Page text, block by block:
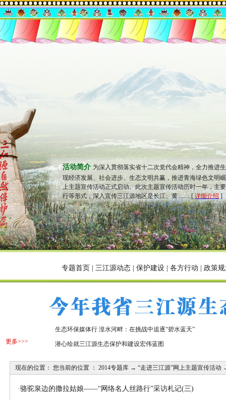
活动简介 为深入贯彻落实省十二次党代会精神，全力推进
现经济发展、社会进步、生态文明共赢，推进青海绿色文明
上主题宣传活动正式启动。此次主题宣传活动历时一年，主
行等形式，深入宣传三江源地区是长江、黄.........[详细介绍 ]
专题首页 三江源动态| 保护建设| 各方行动 政策规
更多>>>
生态环保媒体行 湟水河畔：在挑战中追逐“碧水蓝天”
潜心绘就三江源生态保护和建设宏伟蓝图
现在的位置： 您当前的位置 ： 2014专题库 → “走进三江源”网上主题宣传活动
·骆驼泉边的撒拉姑娘——“网络名人丝路行”采访札记(三)